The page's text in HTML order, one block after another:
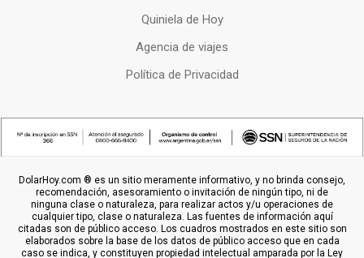
Quiniela de Hoy
Agencia de viajes
Política de Privacidad
DolarHoy.com ® es un sitio meramente informativo, y no brinda consejo,
recomendación, asesoramiento o invitación de ningún tipo, ni de
ninguna clase o naturaleza, para realizar actos y/u operaciones de
cualquier tipo, clase o naturaleza. Las fuentes de información aquí
citadas son de público acceso. Los cuadros mostrados en este sitio son
elaborados sobre la base de los datos de público acceso que en cada
caso se indica, y constituyen propiedad intelectual amparada por la Ley